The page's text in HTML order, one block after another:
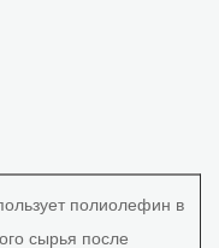
полиолефин в
сырья после